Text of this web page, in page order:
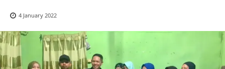
4 January 2022